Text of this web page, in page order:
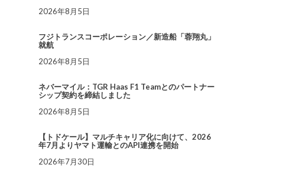
2026年8月5日
フジトランスコーポレーション／新造船「蓉翔丸」
就航
2026年8月5日
ネバーマイル：TGR Haas F1 Teamとのパートナー
シップ契約を締結しました
2026年8月5日
【トドケール】マルチキャリア化に向けて、2026
年7月よりヤマト運輸とのAPI連携を開始
2026年7月30日